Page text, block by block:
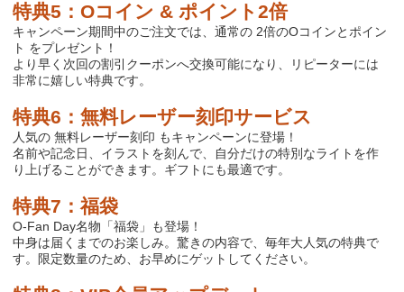
特典5 ：Oコイン &ポイント2倍
キャンペーン期間中のご注文では、通常の2倍のOコインとポイン
ト をプレゼント！
より早く次回の割引クーポンへ交換可能になり、リピーターには
非常に嬉しい特典です。
特典6 ：無料レーザー刻印サービス
人気の 無料レーザー刻印 もキャンペーンに登場！
名前や記念日、イラストを刻んで、自分だけの特別なライトを作
り上げることができます。ギフトにも最適です。
特典7 ：福袋
O-Fan Day名物「福袋」も登場！
中身は届くまでのお楽しみ。驚きの内容で、毎年大人気の特典で
す。限定数量のため、お早めにゲットしてください。